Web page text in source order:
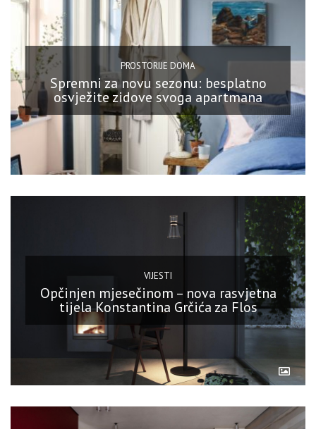
PROSTORIJE DOMA
Spremni za novu sezonu: besplatno
osvježite zidove svoga apartmana
VIJESTI
Opčinjen mjesečinom – nova rasvjetna
tijela Konstantina Grčića za Flos